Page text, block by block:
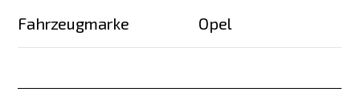
Fahrzeugmarke Opel